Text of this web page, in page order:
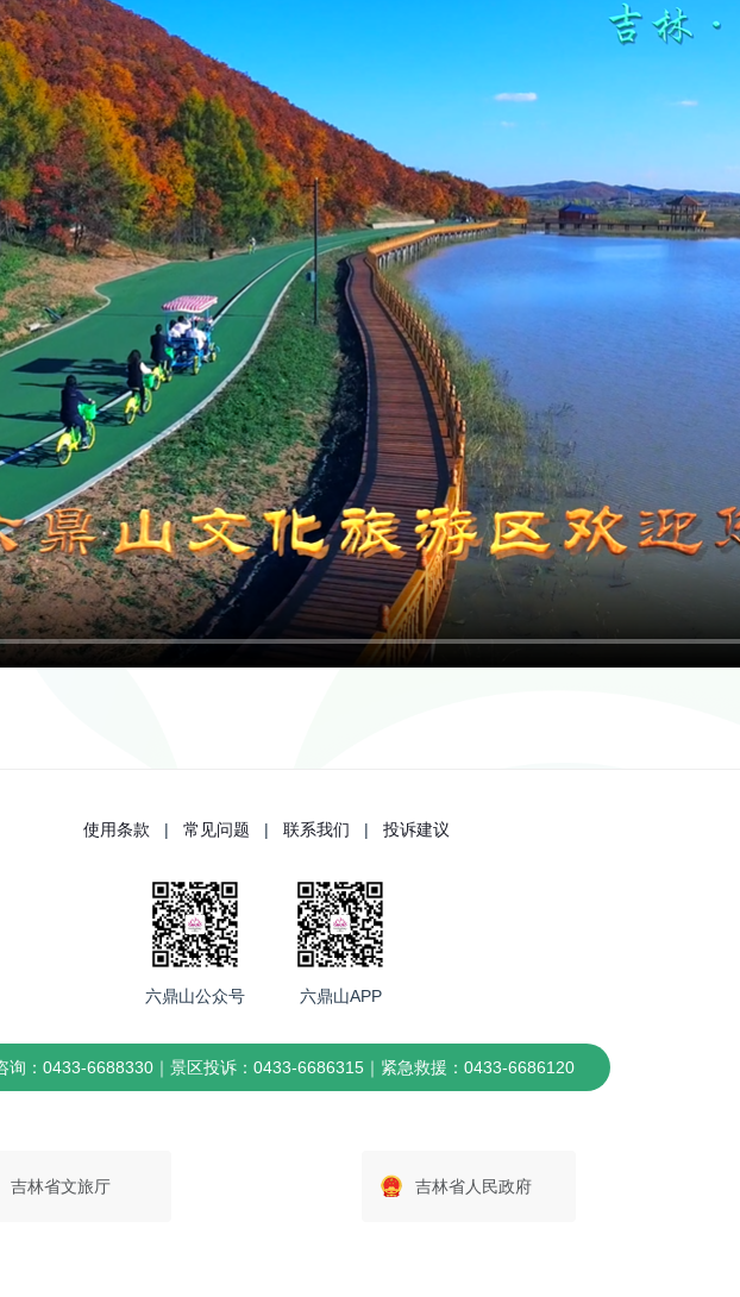
使用条款 | 常见问题 | 联系我们 | 投诉建议
六鼎山公众号 六鼎山APP
询：0433-6688330｜景区投诉：0433-6686315｜紧急救援：0433-6686120
吉林省文旅厅 吉林省人民政府